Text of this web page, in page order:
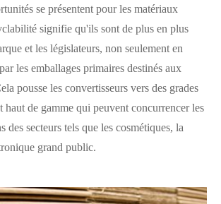
se présentent pour les matériaux
signifie qu'ils sont de plus en plus
et les législateurs, non seulement en
les emballages primaires destinés aux
pousse les convertisseurs vers des grades
haut de gamme qui peuvent concurrencer les
des secteurs tels que les cosmétiques, la
grand public.